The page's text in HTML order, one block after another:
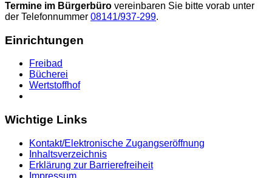
Termine im Bürgerbüro vereinbaren Sie bitte vorab unter
der Telefonnummer 08141/937-299.
Einrichtungen
Freibad
Bücherei
Wertstoffhof
Wichtige Links
Kontakt/Elektronische Zugangseröffnung
Inhaltsverzeichnis
Erklärung zur Barrierefreiheit
Impressum